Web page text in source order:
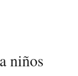
niños